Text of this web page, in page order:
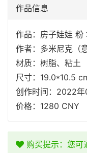
作品信息
作品：房子娃娃 粉
作者：多米尼克（
材质：树脂、粘土
尺寸：19.0*10.5
创作时间：2022年
价格：1280 CNY
购买提示：您可